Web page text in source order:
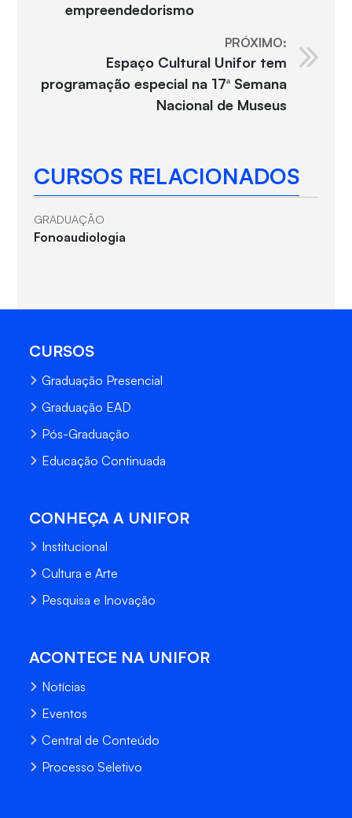
empreendedorismo
PRÓXIMO:
Espaço Cultural Unifor tem
programação especial na 17ª Semana
Nacional de Museus
CURSOS RELACIONADOS
GRADUAÇÃO
Fonoaudiologia
CURSOS
Graduação Presencial
Graduação EAD
Pós-Graduação
Educação Continuada
CONHEÇA A UNIFOR
Institucional
Cultura e Arte
Pesquisa e Inovação
ACONTECE NA UNIFOR
Notícias
Eventos
Central de Conteúdo
Processo Seletivo